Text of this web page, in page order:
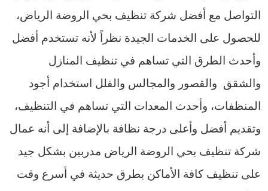
التواصل مع أفضل شركة تنظيف بحي الروضة الرياض،
للحصول على الخدمات الجيدة نظراً لأنه تستخدم أفضل
وأحدث الطرق التي تساهم في تنظيف المنازل
والشقق والقصور والمجالس والفلل استخدام أجود
المنظفات، وأحدث المعدات التي تساهم في التنظيف،
وتقديم أفضل وأعلى درجة نظافة بالإضافة إلى أنه عمال
شركة تنظيف بحي الروضة الرياض مدربين بشكل جيد
على تنظيف كافة الأماكن بطرق حديثة في أسرع وقت